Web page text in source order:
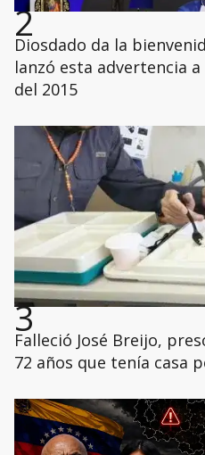
2
Diosdado da la
lanzó esta advertencia
del 2015
3
Falleció José Breijo,
72 años que tenía casa